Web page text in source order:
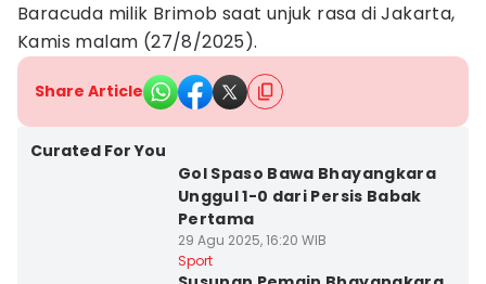
Baracuda milik Brimob saat unjuk rasa di Jakarta,
Kamis malam (27/8/2025).
Share Article
Curated For You
Gol Spaso Bawa Bhayangkara
Unggul 1-0 dari Persis Babak
Pertama
29 Agu 2025, 16:20 WIB
Sport